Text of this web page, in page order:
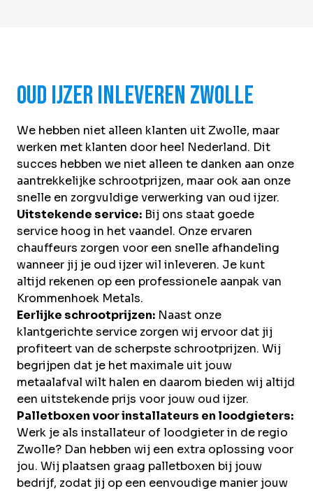
Oud ijzer inleveren Zwolle
We hebben niet alleen klanten uit Zwolle, maar
werken met klanten door heel Nederland. Dit
succes hebben we niet alleen te danken aan onze
aantrekkelijke schrootprijzen, maar ook aan onze
snelle en zorgvuldige verwerking van oud ijzer.
Uitstekende service: Bij ons staat goede
service hoog in het vaandel. Onze ervaren
chauffeurs zorgen voor een snelle afhandeling
wanneer jij je oud ijzer wil inleveren. Je kunt
altijd rekenen op een professionele aanpak van
Krommenhoek Metals.
Eerlijke schrootprijzen: Naast onze
klantgerichte service zorgen wij ervoor dat jij
profiteert van de scherpste schrootprijzen. Wij
begrijpen dat je het maximale uit jouw
metaalafval wilt halen en daarom bieden wij altijd
een uitstekende prijs voor jouw oud ijzer.
Palletboxen voor installateurs en loodgieters:
Werk je als installateur of loodgieter in de regio
Zwolle? Dan hebben wij een extra oplossing voor
jou. Wij plaatsen graag palletboxen bij jouw
bedrijf, zodat jij op een eenvoudige manier jouw